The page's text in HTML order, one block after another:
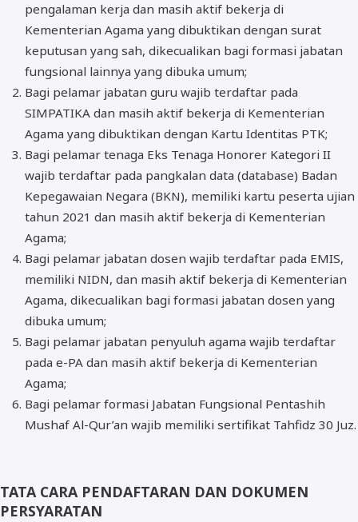
pengalaman kerja dan masih aktif bekerja di
Kementerian Agama yang dibuktikan dengan surat
keputusan yang sah, dikecualikan bagi formasi jabatan
fungsional lainnya yang dibuka umum;
Bagi pelamar jabatan guru wajib terdaftar pada
SIMPATIKA dan masih aktif bekerja di Kementerian
Agama yang dibuktikan dengan Kartu Identitas PTK;
Bagi pelamar tenaga Eks Tenaga Honorer Kategori II
wajib terdaftar pada pangkalan data (database) Badan
Kepegawaian Negara (BKN), memiliki kartu peserta ujian
tahun 2021 dan masih aktif bekerja di Kementerian
Agama;
Bagi pelamar jabatan dosen wajib terdaftar pada EMIS,
memiliki NIDN, dan masih aktif bekerja di Kementerian
Agama, dikecualikan bagi formasi jabatan dosen yang
dibuka umum;
Bagi pelamar jabatan penyuluh agama wajib terdaftar
pada e-PA dan masih aktif bekerja di Kementerian
Agama;
Bagi pelamar formasi Jabatan Fungsional Pentashih
Mushaf Al-Qur’an wajib memiliki sertifikat Tahfidz 30 Juz.
TATA CARA PENDAFTARAN DAN DOKUMEN
PERSYARATAN